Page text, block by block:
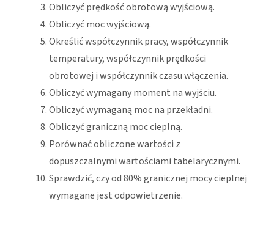
Obliczyć prędkość obrotową wyjściową.
Obliczyć moc wyjściową.
Określić współczynnik pracy, współczynnik
temperatury, współczynnik prędkości
obrotowej i współczynnik czasu włączenia.
Obliczyć wymagany moment na wyjściu.
Obliczyć wymaganą moc na przekładni.
Obliczyć graniczną moc cieplną.
Porównać obliczone wartości z
dopuszczalnymi wartościami tabelarycznymi.
Sprawdzić, czy od 80% granicznej mocy cieplnej
wymagane jest odpowietrzenie.